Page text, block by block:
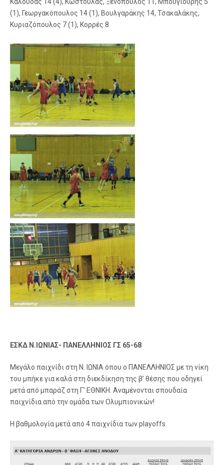
(1), Γεωργακόπουλος 14 (1), Βουλγαράκης 14, Τσακαλάκης,
Κυριαζόπουλος 7 (1), Κορρές 8
ΕΣΚΔ Ν.ΙΩΝΙΑΣ- ΠΑΝΕΛΛΗΝΙΟΣ ΓΣ 65-68
Μεγάλο παιχνίδι στη Ν. ΙΩΝΙΑ όπου ο ΠΑΝΕΛΛΗΝΙΟΣ με τη νίκη
του μπήκε για καλά στη διεκδίκηση της β’ θέσης που οδηγεί
μετά από μπαράζ στη Γ’ ΕΘΝΙΚΗ. Αναμένονται σπουδαία
παιχνίδια από την ομάδα των Ολυμπιονικών!
Η βαθμολογία μετά από 4 παιχνίδια των playoffs.